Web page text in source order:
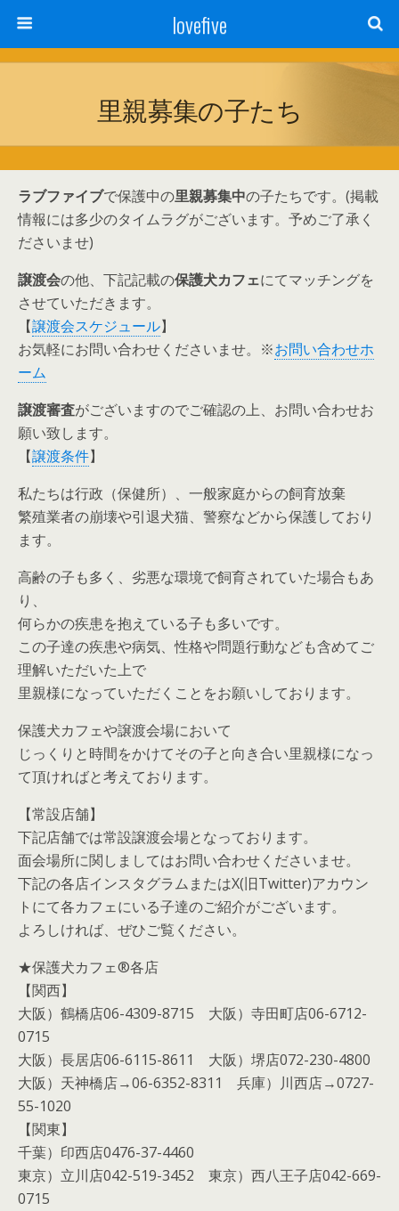
lovefive
里親募集の子たち
ラブファイブで保護中の里親募集中の子たちです。(掲載
情報には多少のタイムラグがございます。予めご了承く
ださいませ)
譲渡会の他、下記記載の保護犬カフェにてマッチングを
させていただきます。
【譲渡会スケジュール】
お気軽にお問い合わせくださいませ。※お問い合わせホ
ーム
譲渡審査がございますのでご確認の上、お問い合わせお
願い致します。
【譲渡条件】
私たちは行政（保健所）、一般家庭からの飼育放棄
繁殖業者の崩壊や引退犬猫、警察などから保護しており
ます。
高齢の子も多く、劣悪な環境で飼育されていた場合もあ
り、
何らかの疾患を抱えている子も多いです。
この子達の疾患や病気、性格や問題行動なども含めてご
理解いただいた上で
里親様になっていただくことをお願いしております。
保護犬カフェや譲渡会場において
じっくりと時間をかけてその子と向き合い里親様になっ
て頂ければと考えております。
【常設店舗】
下記店舗では常設譲渡会場となっております。
面会場所に関しましてはお問い合わせくださいませ。
下記の各店インスタグラムまたはX(旧Twitter)アカウン
トにて各カフェにいる子達のご紹介がございます。
よろしければ、ぜひご覧ください。
★保護犬カフェ®各店
【関西】
大阪）鶴橋店06-4309-8715 大阪）寺田町店06-6712-
0715
大阪）長居店06-6115-8611 大阪）堺店072-230-4800
大阪）天神橋店→06-6352-8311 兵庫）川西店→0727-
55-1020
【関東】
千葉）印西店0476-37-4460
東京）立川店042-519-3452 東京）西八王子店042-669-
0715